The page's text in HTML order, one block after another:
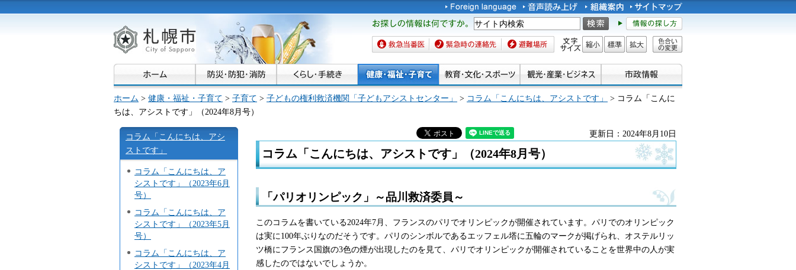
札幌市
お探しの情報は何です
か。
救急当番医 緊急時の連絡先 避難場所 文字サイズ
縮小 標準 拡大
色合い
ホーム > 健康・福祉・子育て > 子育て > 子どもの権利救済機関「子どもアシストセンター」 > コラム「こんにちは、アシストです」
> コラム「こんに
ちは、アシストです」（2024年8月号）
コラム「こんにちは、アシ
ストです」
コラム「こんにちは、ア
シストです」（2023年6月
号）
コラム「こんにちは、ア
シストです」（2023年5月
号）
コラム「こんにちは、ア
シストです」（2023年4月
更新日：2024年8月10日
コラム「こんにちは、アシストです」（2024年8月号）
「パリオリンピック」～品川救済委員～
このコラムを書いている2024年7月、フランスのパリでオリンピックが開催されています。パリでのオリンピック
は実に100年ぶりなのだそうです。パリのシンボルであるエッフェル塔に五輪のマークが掲げられ、オステルリッ
ツ橋にフランス国旗の3色の煙が出現したのを見て、パリでオリンピックが開催されていることを世界中の人が実
感したのではないでしょうか。